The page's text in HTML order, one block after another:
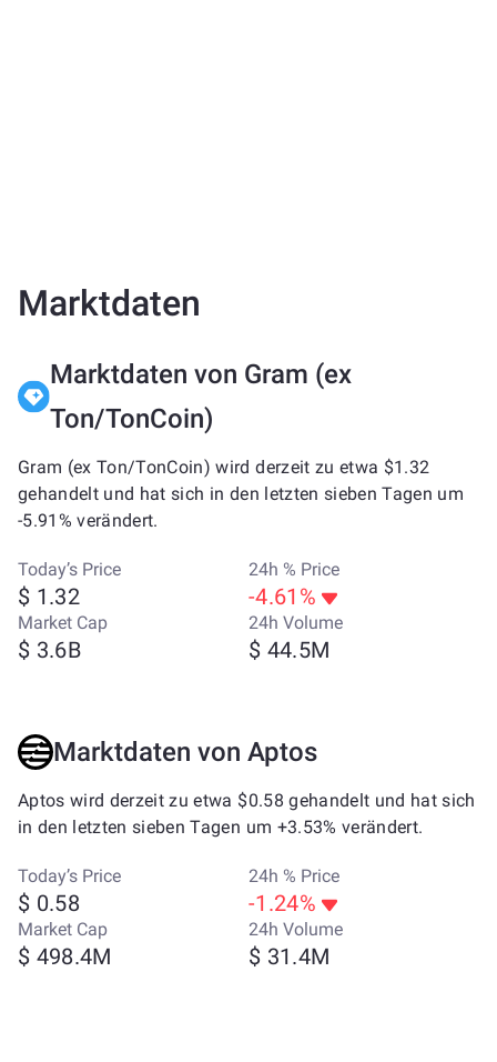
Marktdaten
Marktdaten von Gram (ex
Ton/TonCoin)
Gram (ex Ton/TonCoin) wird derzeit zu etwa $1.32
gehandelt und hat sich in den letzten sieben Tagen um
-5.91% verändert.
Today’s Price
$ 1.32
24h % Price
-4.61%
Market Cap
$ 3.6B
24h Volume
$ 44.5M
Marktdaten von Aptos
Aptos wird derzeit zu etwa $0.58 gehandelt und hat sich
in den letzten sieben Tagen um +3.53% verändert.
Today’s Price
$ 0.58
24h % Price
-1.24%
Market Cap
$ 498.4M
24h Volume
$ 31.4M